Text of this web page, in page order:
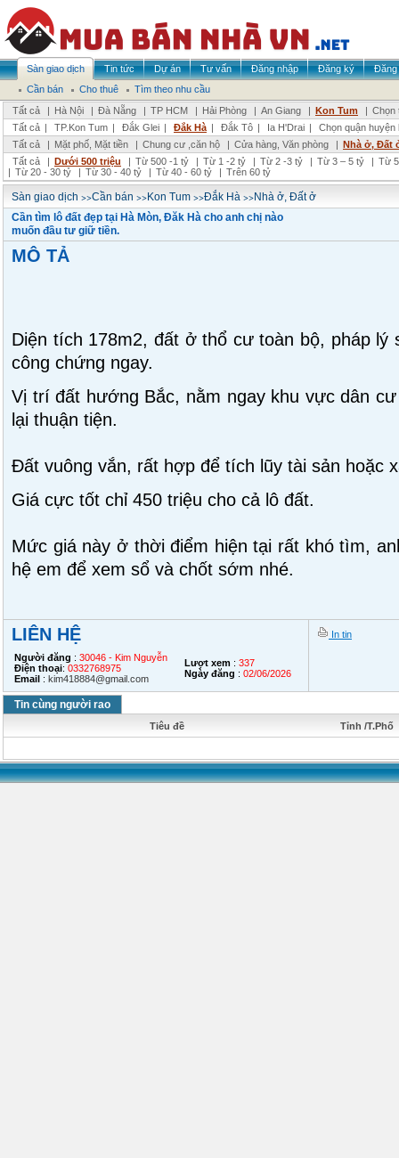
Sàn giao dịch Tin tức Dự án Tư vấn Đăng nhập Đăng ký
Đăng
Cần bán
Cho thuê
Tìm theo nhu cầu
Tất cả
| Hà Nội | Đà Nẵng | TP HCM | Hải Phòng | An Giang | Kon Tum | Chọn
Tất cả | TP.Kon Tum | Đắk Glei | Đắk Hà | Đắk Tô | Ia H'Drai |
Chọn quận huyện
Tất cả
| Mặt phố, Mặt tiền | Chung cư ,căn hộ | Cửa hàng, Văn phòng | Nhà ở, Đất
Tất cả
| Dưới 500 triệu | Từ 500 -1 tỷ | Từ 1 -2 tỷ | Từ 2 -3 tỷ | Từ 3 – 5 tỷ | Từ
| Từ 20 - 30 tỷ | Từ 30 - 40 tỷ | Từ 40 - 60 tỷ | Trên 60 tỷ
Sàn giao dịch >>Cần bán >>Kon Tum >>Đắk Hà >>Nhà ở, Đất ở
Cần tìm lô đất đẹp tại Hà Mòn, Đăk Hà cho anh chị nào
muốn đầu tư giữ tiền.
MÔ TẢ
Diện tích 178m2, đất ở thổ cư toàn bộ, pháp lý
công chứng ngay.
Vị trí đất hướng Bắc, nằm ngay khu vực dân
lại thuận tiện.
Đất vuông vắn, rất hợp để tích lũy tài sản hoặc
Giá cực tốt chỉ 450 triệu cho cả lô đất.
Mức giá này ở thời điểm hiện tại rất khó tìm,
hệ em để xem sổ và chốt sớm nhé.
LIÊN HỆ
Người đăng : 30046 - Kim Nguyễn
Điện thoại: 0332768975
Email : kim418884@gmail.com
Lượt xem : 337
Ngày đăng : 02/06/2026
In tin
Tin cùng người rao
Tiêu đề Tỉnh /T.Phố